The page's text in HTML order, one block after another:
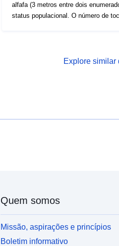
alfafa (3 metros entre dois
status populacional. O número de
Explore similar
Quem somos
Missão, aspirações e princípios
Boletim informativo